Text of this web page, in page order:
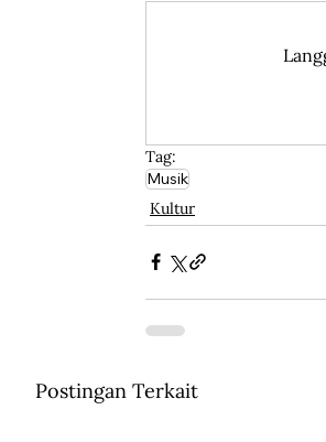
Tag:
Musik
Kultur
Postingan Terkait